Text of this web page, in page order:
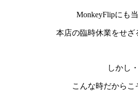
MonkeyFlipにも
本店の臨時休業をせざ
しかし
こんな時だからこ